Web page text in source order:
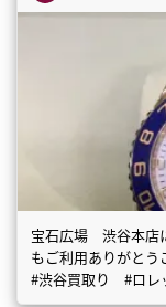
宝石広場 渋谷本店
もご利用ありがと
#渋谷買取り #ロレ